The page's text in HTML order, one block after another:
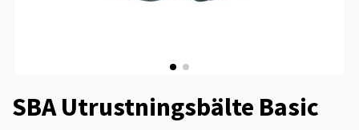
SBA Utrustningsbälte Basic